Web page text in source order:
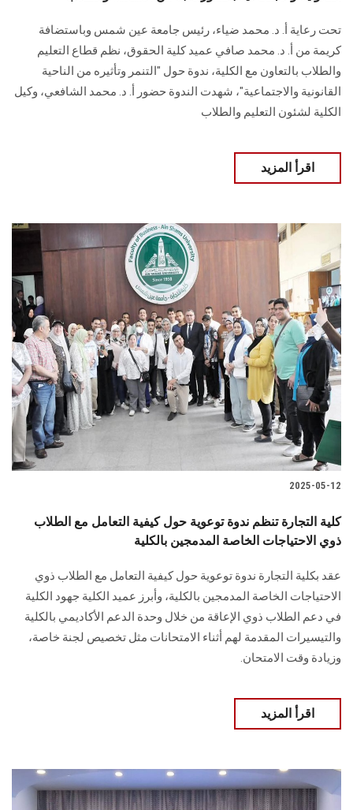
تحت رعاية أ. د. محمد ضياء، رئيس جامعة عين شمس وباستضافة
كريمة من أ. د. محمد صافي عميد كلية الحقوق، نظم قطاع التعليم
والطلاب بالتعاون مع الكلية، ندوة حول "التنمر وتأثيره من الناحية
القانونية والاجتماعية"، شهدت الندوة حضور أ. د. محمد الشافعي، وكيل
الكلية لشئون التعليم والطلاب
اقرأ المزيد
2025-05-12
كلية التجارة تنظم ندوة توعوية حول كيفية التعامل مع الطلاب
ذوي الاحتياجات الخاصة المدمجين بالكلية
عقد بكلية التجارة ندوة توعوية حول كيفية التعامل مع الطلاب ذوي
الاحتياجات الخاصة المدمجين بالكلية، وأبرز عميد الكلية جهود الكلية
في دعم الطلاب ذوي الإعاقة من خلال وحدة الدعم الأكاديمي بالكلية
والتيسيرات المقدمة لهم أثناء الامتحانات مثل تخصيص لجنة خاصة،
وزيادة وقت الامتحان.
اقرأ المزيد